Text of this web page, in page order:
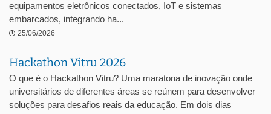
equipamentos eletrônicos conectados, IoT e sistemas
embarcados, integrando ha...
25/06/2026
Hackathon Vitru 2026
O que é o Hackathon Vitru? Uma maratona de inovação onde
universitários de diferentes áreas se reúnem para desenvolver
soluções para desafios reais da educação. Em dois dias